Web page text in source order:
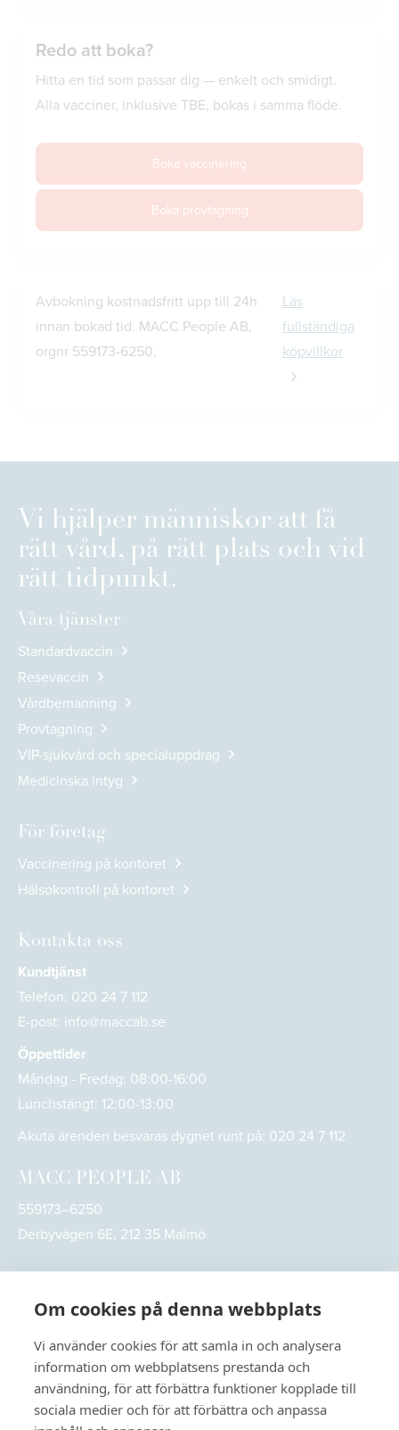
Redo att boka?
Hitta en tid som passar dig — enkelt och smidigt.
Alla vacciner, inklusive TBE, bokas i samma flöde.
Boka vaccinering
Boka provtagning
Avbokning kostnadsfritt upp till 24h
innan bokad tid. MACC People AB,
orgnr 559173-6250.
Läs
fullständiga
köpvillkor
Vi hjälper människor att få
rätt vård, på rätt plats och vid
rätt tidpunkt.
Våra tjänster
Standardvaccin
Resevaccin
Vårdbemanning
Provtagning
VIP-sjukvård och specialuppdrag
Medicinska intyg
För företag
Vaccinering på kontoret
Hälsokontroll på kontoret
Kontakta oss
Kundtjänst
Telefon: 020 24 7 112
E-post: info@maccab.se
Öppettider
Måndag - Fredag: 08:00-16:00
Lunchstängt: 12:00-13:00
Akuta ärenden besvaras dygnet runt på: 020 24 7 112
MACC PEOPLE AB
559173–6250
Derbyvägen 6E, 212 35 Malmö
Om cookies på denna webbplats
Vi använder cookies för att samla in och analysera
information om webbplatsens prestanda och
användning, för att förbättra funktioner kopplade till
sociala medier och för att förbättra och anpassa